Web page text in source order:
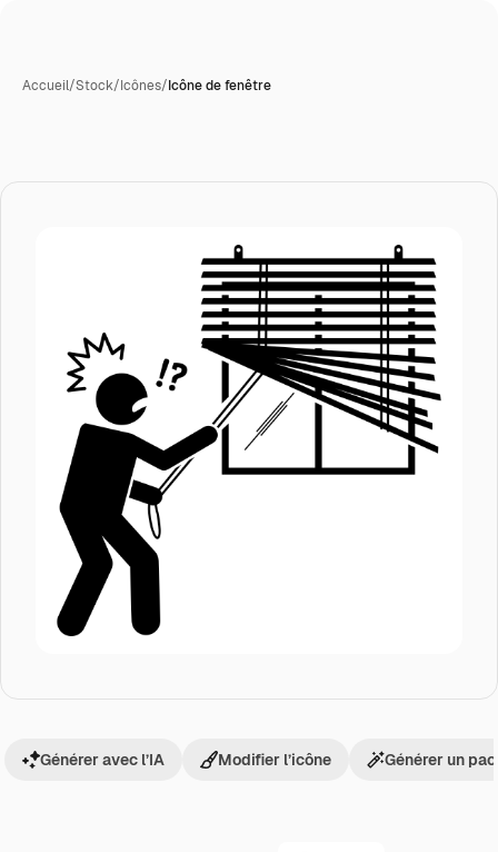
Accueil/Stock/Icônes/Icône de fenêtre
Générer avec l’IA Modifier l’icône Générer un